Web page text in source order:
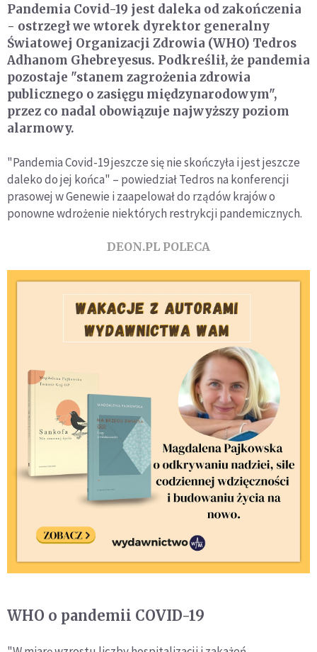
Pandemia Covid-19 jest daleka od zakończenia
- ostrzegł we wtorek dyrektor generalny
Światowej Organizacji Zdrowia (WHO) Tedros
Adhanom Ghebreyesus. Podkreślił, że pandemia
pozostaje "stanem zagrożenia zdrowia
publicznego o zasięgu międzynarodowym",
przez co nadal obowiązuje najwyższy poziom
alarmowy.
"Pandemia Covid-19 jeszcze się nie skończyła i jest jeszcze
daleko do jej końca" – powiedział Tedros na konferencji
prasowej w Genewie i zaapelował do rządów krajów o
ponowne wdrożenie niektórych restrykcji pandemicznych.
DEON.PL POLECA
WHO o pandemii COVID-19